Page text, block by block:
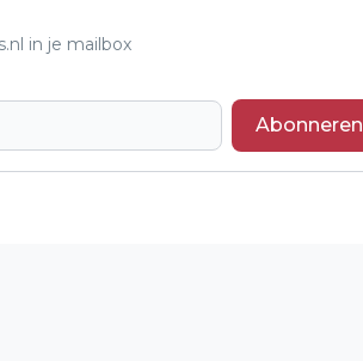
in je mailbox
Abonneren